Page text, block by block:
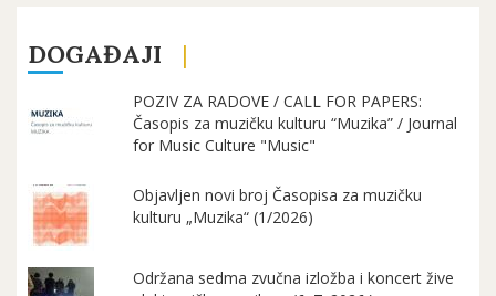
DOGAĐAJI
POZIV ZA RADOVE / CALL FOR PAPERS:
Časopis za muzičku kulturu “Muzika” / Journal
for Music Culture "Music"
Objavljen novi broj Časopisa za muzičku
kulturu „Muzika“ (1/2026)
Održana sedma zvučna izložba i koncert žive